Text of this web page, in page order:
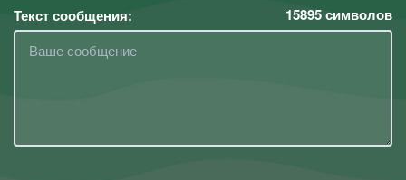
Текст сообщения: 15895символов